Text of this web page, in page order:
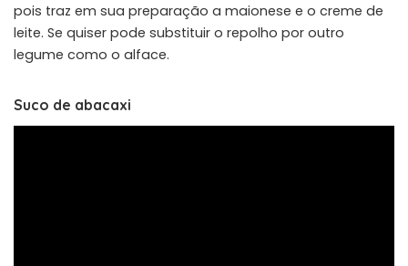
pois traz em sua preparação a maionese e o creme de
leite. Se quiser pode substituir o repolho por outro
legume como o alface.
Suco de abacaxi